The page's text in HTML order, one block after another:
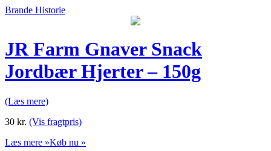
Brande Historie
JR Farm Gnaver Snack
Jordbær Hjerter – 150g
(Læs mere)
30 kr. (Vis fragtpris)
Læs mere »Køb nu »